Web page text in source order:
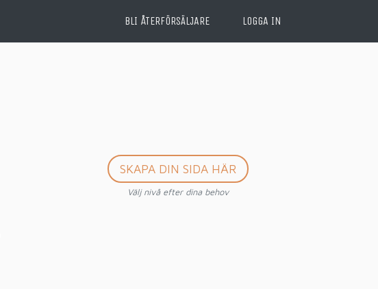
BLI ÅTERFÖRSÄLJARE LOGGA IN
SKAPA DIN SIDA HÄR
Välj nivå efter dina behov